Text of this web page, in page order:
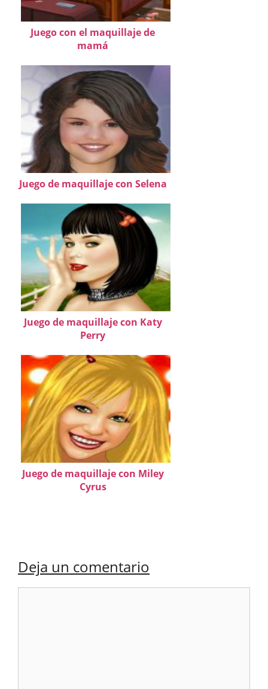
Juego con el maquillaje de
mamá
Juego de maquillaje con Selena
Juego de maquillaje con Katy
Perry
Juego de maquillaje con Miley
Cyrus
Deja un comentario